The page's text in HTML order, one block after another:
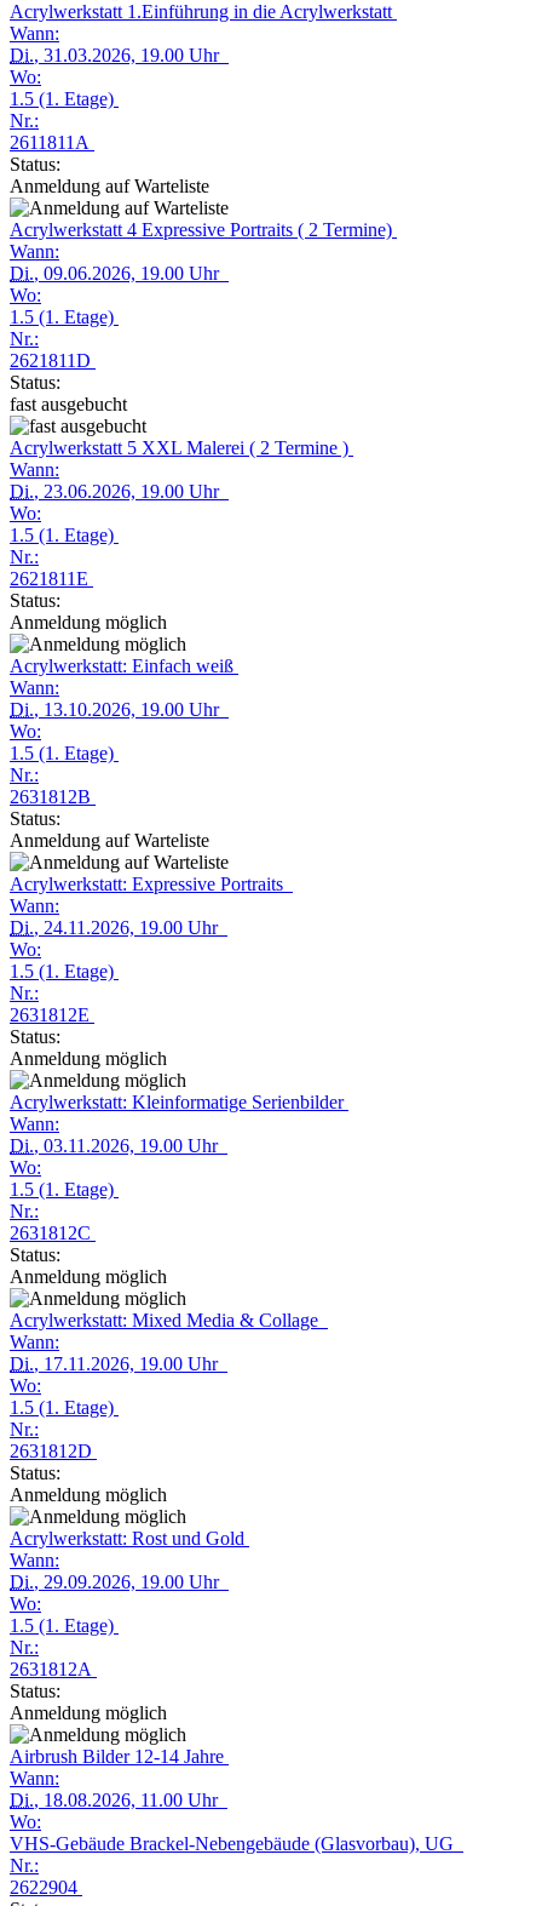
Acrylwerkstatt 1.Einführung in die Acrylwerkstatt
Wann:
Di., 31.03.2026, 19.00 Uhr
Wo:
1.5 (1. Etage)
Nr.:
2611811A
Status:
Anmeldung auf Warteliste
Acrylwerkstatt 4 Expressive Portraits ( 2 Termine)
Wann:
Di., 09.06.2026, 19.00 Uhr
Wo:
1.5 (1. Etage)
Nr.:
2621811D
Status:
fast ausgebucht
Acrylwerkstatt 5 XXL Malerei ( 2 Termine )
Wann:
Di., 23.06.2026, 19.00 Uhr
Wo:
1.5 (1. Etage)
Nr.:
2621811E
Status:
Anmeldung möglich
Acrylwerkstatt: Einfach weiß
Wann:
Di., 13.10.2026, 19.00 Uhr
Wo:
1.5 (1. Etage)
Nr.:
2631812B
Status:
Anmeldung auf Warteliste
Acrylwerkstatt: Expressive Portraits
Wann:
Di., 24.11.2026, 19.00 Uhr
Wo:
1.5 (1. Etage)
Nr.:
2631812E
Status:
Anmeldung möglich
Acrylwerkstatt: Kleinformatige Serienbilder
Wann:
Di., 03.11.2026, 19.00 Uhr
Wo:
1.5 (1. Etage)
Nr.:
2631812C
Status:
Anmeldung möglich
Acrylwerkstatt: Mixed Media & Collage
Wann:
Di., 17.11.2026, 19.00 Uhr
Wo:
1.5 (1. Etage)
Nr.:
2631812D
Status:
Anmeldung möglich
Acrylwerkstatt: Rost und Gold
Wann:
Di., 29.09.2026, 19.00 Uhr
Wo:
1.5 (1. Etage)
Nr.:
2631812A
Status:
Anmeldung möglich
Airbrush Bilder 12-14 Jahre
Wann:
Di., 18.08.2026, 11.00 Uhr
Wo:
VHS-Gebäude Brackel-Nebengebäude (Glasvorbau), UG
Nr.:
2622904